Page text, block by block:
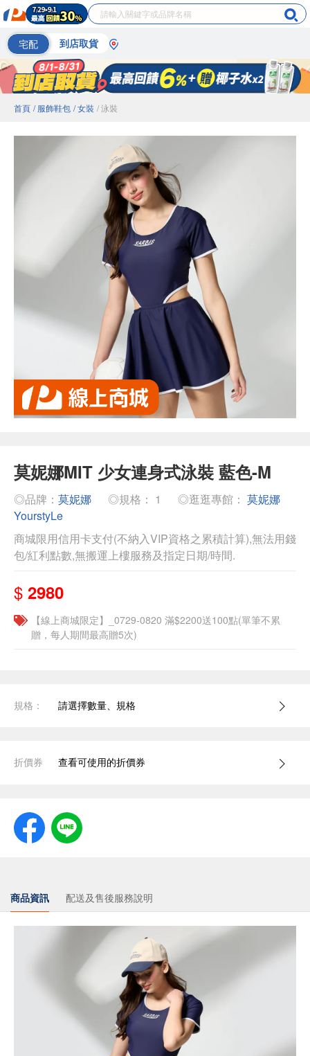
宅配 到店取貨
首頁 / 服飾鞋包 / 女裝 / 泳裝
莫妮娜MIT 少女連身式泳裝 藍色-M
◎品牌： 莫妮娜 ◎規格： 1 ◎逛逛專館： 莫妮娜
YourstyLe
商城限用信用卡支付(不納入VIP資格之累積計算),無法用錢
包/紅利點數,無搬運上樓服務及指定日期/時間.
$ 2980
【線上商城限定】_0729-0820 滿$2200送100點(單筆不累
贈，每人期間最高贈5次)
規格： 請選擇數量、規格
折價券 查看可使用的折價券
商品資訊 配送及售後服務說明